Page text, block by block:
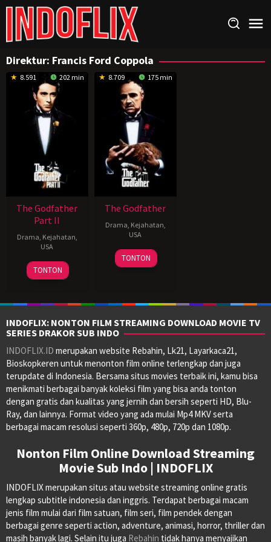
Loncat
konten
Direktur: Francis Ford Coppola
8.591 202 min
The Godfather
Part II
Drama Kejahatan
USA
20
Dec
Francis
Ford
TONTON
8.709 175 min
The Godfather
Drama Kejahatan
USA
14
Mar
Francis
Ford
TONTON
INDOFLIX: NONTON FILM STREAMING DOWNLOAD MOVIE TV
SERIES DRAKOR SUB INDO
INDOFLIX.ID merupakan website Rebahin, Lk21, Layarkaca21,
Bioskopkeren untuk menonton film online terlengkap dan juga
terupdate di Indonesia. Bersama situs movies terbaik ini, kamu bisa
menikmati berbagai banyak koleksi film yang bisa anda tonton
dengan gratis dan kualitas yang jernih dan bersih seperti HD, Blu-
Ray, dan lainnya. Format video yang ada mulai Mp4 MKV serta
berbagai macam resolusi seperti 360p, 480p, 720p dan 1080p.
Nonton Film Online Download Streaming
Movie Sub Indo | INDOFLIX
INDOFLIX merupakan situs atau website streaming online gratis
lengkap subtitle indonesia dan inggris. Terdapat berbagai macam
jenis film mulai dari film satuan, film seri, film pendek dengan
berbagai genre seperti action, adventure, animasi, horror, thriller dan
masih banyak lagi. Selain itu juga Rebahin tidak hanya menyajikan